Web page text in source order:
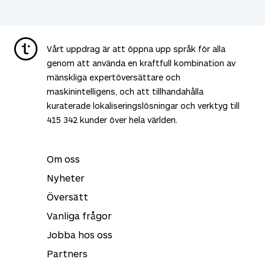
Vårt uppdrag är att öppna upp språk för alla
genom att använda en kraftfull kombination av
mänskliga expertöversättare och
maskinintelligens, och att tillhandahålla
kuraterade lokaliseringslösningar och verktyg till
415 342 kunder över hela världen.
Om oss
Nyheter
Översätt
Vanliga frågor
Jobba hos oss
Partners